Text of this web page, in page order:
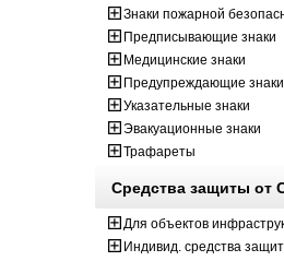
Знаки пожарной
Предписывающие знаки
Медицинские знаки
Предупреждающие знаки
Указательные знаки
Эвакуационные знаки
Трафареты
Средства защиты от
Для объектов
Индивид. средства